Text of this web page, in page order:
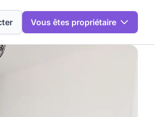
Vous êtes propriétaire